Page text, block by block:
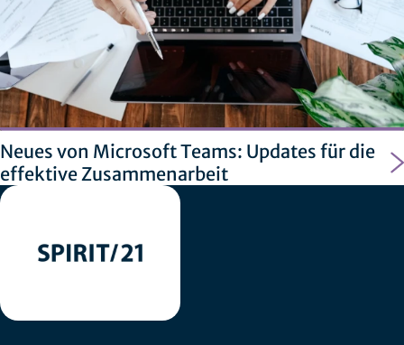
Neues von Microsoft Teams: Updates für die
effektive Zusammenarbeit